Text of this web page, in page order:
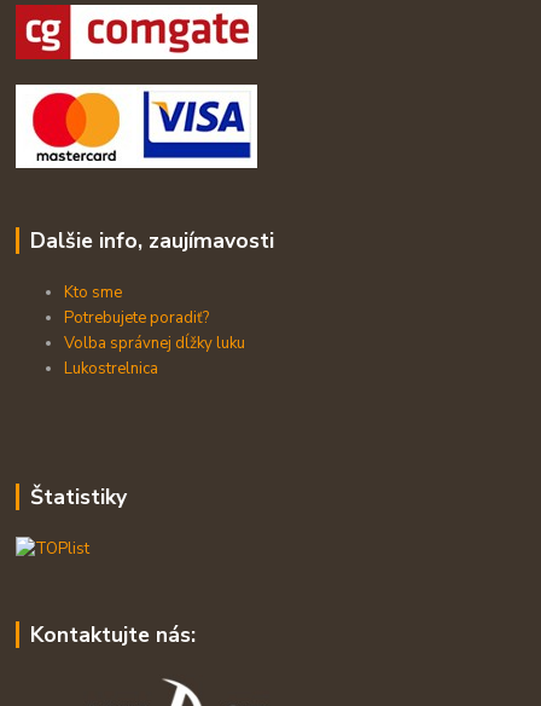
Dalšie info, zaujímavosti
Kto sme
Potrebujete poradiť?
Volba správnej dĺžky luku
Lukostrelnica
Štatistiky
Kontaktujte nás: